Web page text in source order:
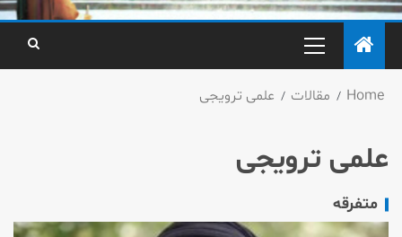
Home مقالات علمی ترویجی
علمی ترویجی
متفرقه